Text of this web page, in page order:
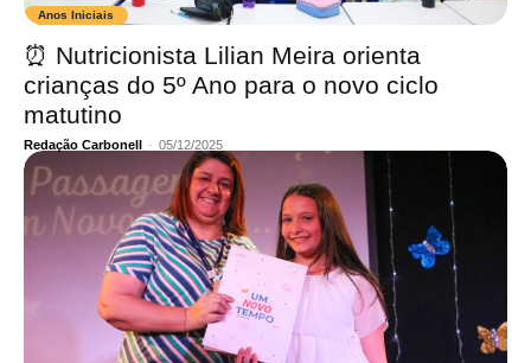
Anos Iniciais
⏰ Nutricionista Lilian Meira orienta
crianças do 5º Ano para o novo ciclo
matutino
Redação Carbonell - 05/12/2025